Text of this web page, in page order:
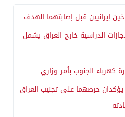
إيرانيين قبل إصابتهما الهدف
الدراسية خارج العراق يشمل
كهرباء الجنوب بأمر وزاري
حرصهما على تجنيب العراق